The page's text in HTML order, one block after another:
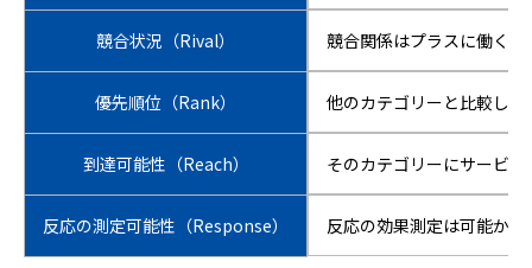
競合状況（Rival） 競合関係はプラスに働くか
優先順位（Rank） 他のカテゴリーと比較し
到達可能性（Reach） そのカテゴリーにサービ
反応の測定可能性（Response） 反応の効果測定は可能か？